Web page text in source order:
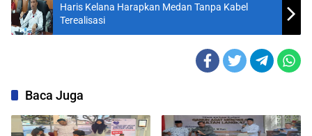
Haris Kelana Harapkan Medan Tanpa Kabel
Terealisasi
Baca Juga